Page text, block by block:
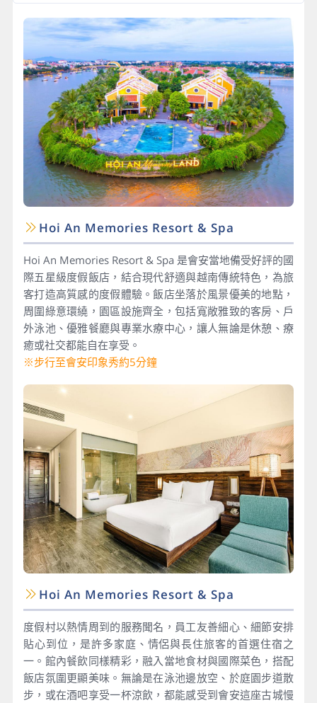
Hoi An Memories Resort & Spa
Hoi An Memories Resort & Spa 是會安當地備受好評的國
際五星級度假飯店，結合現代舒適與越南傳統特色，為旅
客打造高質感的度假體驗。飯店坐落於風景優美的地點，
周圍綠意環繞，園區設施齊全，包括寬敞雅致的客房、戶
外泳池、優雅餐廳與專業水療中心，讓人無論是休憩、療
癒或社交都能自在享受。
※步行至會安印象秀約5分鐘
Hoi An Memories Resort & Spa
度假村以熱情周到的服務聞名，員工友善細心、細節安排
貼心到位，是許多家庭、情侶與長住旅客的首選住宿之
一。館內餐飲同樣精彩，融入當地食材與國際菜色，搭配
飯店氛圍更顯美味。無論是在泳池邊放空、於庭園步道散
步，或在酒吧享受一杯涼飲，都能感受到會安這座古城慢